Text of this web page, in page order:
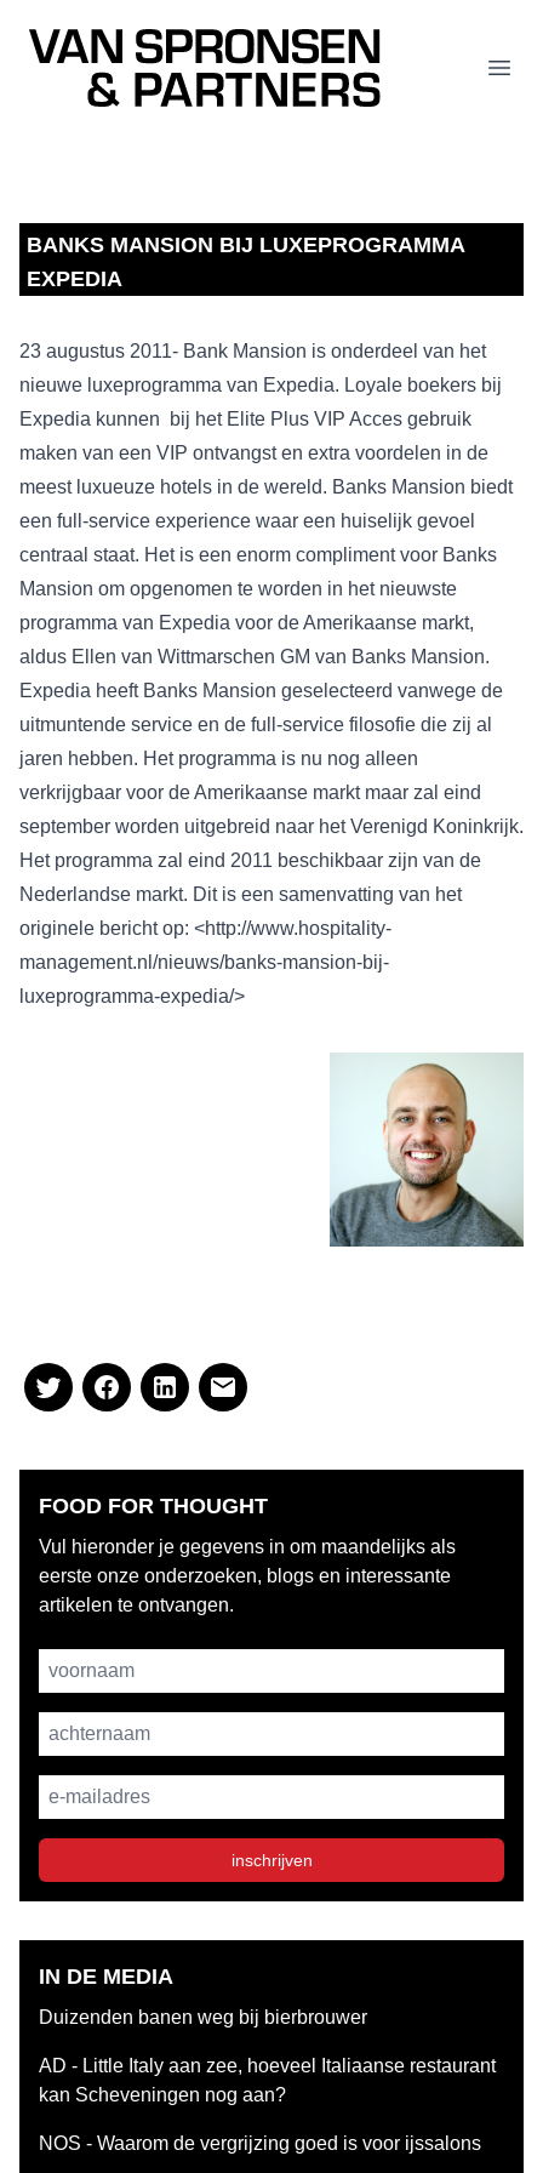
Van Spronsen & Partners
BANKS MANSION BIJ LUXEPROGRAMMA
EXPEDIA
23 augustus 2011- Bank Mansion is onderdeel van het
nieuwe luxeprogramma van Expedia. Loyale boekers bij
Expedia kunnen bij het Elite Plus VIP Acces gebruik
maken van een VIP ontvangst en extra voordelen in de
meest luxueuze hotels in de wereld. Banks Mansion biedt
een full-service experience waar een huiselijk gevoel
centraal staat. Het is een enorm compliment voor Banks
Mansion om opgenomen te worden in het nieuwste
programma van Expedia voor de Amerikaanse markt,
aldus Ellen van Wittmarschen GM van Banks Mansion.
Expedia heeft Banks Mansion geselecteerd vanwege de
uitmuntende service en de full-service filosofie die zij al
jaren hebben. Het programma is nu nog alleen
verkrijgbaar voor de Amerikaanse markt maar zal eind
september worden uitgebreid naar het Verenigd Koninkrijk.
Het programma zal eind 2011 beschikbaar zijn van de
Nederlandse markt. Dit is een samenvatting van het
originele bericht op: <http://www.hospitality-
management.nl/nieuws/banks-mansion-bij-
luxeprogramma-expedia/>
FOOD FOR THOUGHT
Vul hieronder je gegevens in om maandelijks als
eerste onze onderzoeken, blogs en interessante
artikelen te ontvangen.
Username
achternaam
E-mailadres
inschrijven
IN DE MEDIA
Duizenden banen weg bij bierbrouwer
AD - Little Italy aan zee, hoeveel Italiaanse restaurant
kan Scheveningen nog aan?
NOS - Waarom de vergrijzing goed is voor ijssalons